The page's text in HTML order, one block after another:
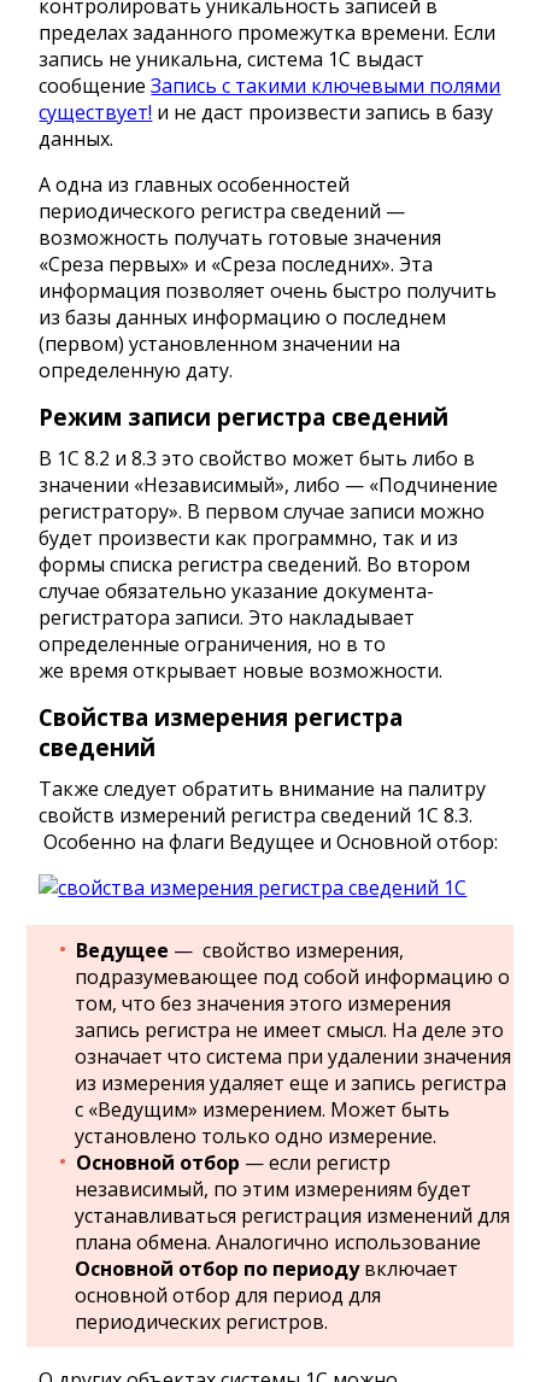
контролировать уникальность записей в
пределах заданного промежутка времени. Если
запись не уникальна, система 1C выдаст
сообщениеЗапись с такими ключевыми полями
существует! и не даст произвести запись в базу
данных.
А одна из главных особенностей
периодического регистра сведений —
возможность получать готовые значения
«Среза первых» и «Среза последних». Эта
информация позволяет очень быстро получить
из базы данных информацию о последнем
(первом) установленном значении на
определенную дату.
Режим записи регистра сведений
В 1С 8.2 и 8.3 это свойство может быть либо в
значении «Независимый», либо — «Подчинение
регистратору». В первом случае записи можно
будет произвести как программно, так и из
формы списка регистра сведений. Во втором
случае обязательно указание документа-
регистратора записи. Это накладывает
определенные ограничения, но в то
же время открывает новые возможности.
Свойства измерения регистра
сведений
Также следует обратить внимание на палитру
свойств измерений регистра сведений 1С 8.3.
Особенно на флаги Ведущее и Основной отбор:
Ведущее — свойство измерения,
подразумевающее под собой информацию о
том, что без значения этого измерения
запись регистра не имеет смысл. На деле это
означает что система при удалении значения
из измерения удаляет еще и запись регистра
с «Ведущим» измерением. Может быть
установлено только одно измерение.
Основной отбор — если регистр
независимый, по этим измерениям будет
устанавливаться регистрация изменений для
плана обмена. Аналогично использование
Основной отбор по периодувключает
основной отбор для период для
периодических регистров.